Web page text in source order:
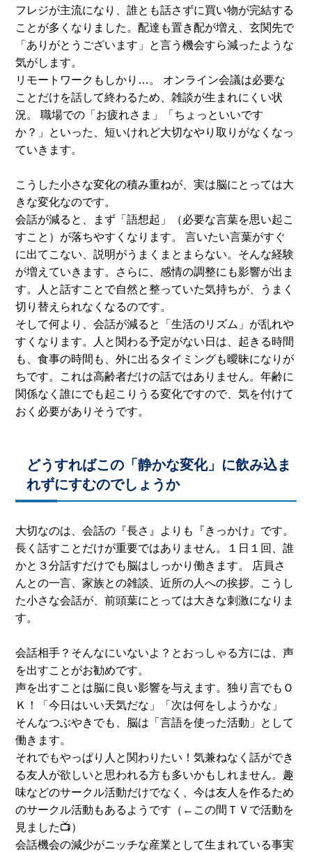
フレジが主流になり、誰とも話さずに買い物が完結する
ことが多くなりました。配達も置き配が増え、玄関先で
「ありがとうございます」と言う機会すら減ったような
気がします。
リモートワークもしかり…。 オンライン会議は必要な
ことだけを話して終わるため、雑談が生まれにくい状
況。 職場での「お疲れさま」「ちょっといいです
か？」といった、短いけれど大切なやり取りがなくなっ
ていきます。
こうした小さな変化の積み重ねが、実は脳にとっては大
きな変化なのです。
会話が減ると、まず「語想起」（必要な言葉を思い起こ
すこと）が落ちやすくなります。 言いたい言葉がすぐ
に出てこない、説明がうまくまとまらない。そんな経験
が増えていきます。さらに、感情の調整にも影響が出ま
す。人と話すことで自然と整っていた気持ちが、うまく
切り替えられなくなるのです。
そして何より、会話が減ると「生活のリズム」が乱れや
すくなります。人と関わる予定がない日は、起きる時間
も、食事の時間も、外に出るタイミングも曖昧になりが
ちです。これは高齢者だけの話ではありません。年齢に
関係なく誰にでも起こりうる変化ですので、気を付けて
おく必要がありそうです。
どうすればこの「静かな変化」に飲み込ま
れずにすむのでしょうか
大切なのは、会話の『長さ』よりも『きっかけ』です。
長く話すことだけが重要ではありません。１日１回、誰
かと３分話すだけでも脳はしっかり働きます。 店員さ
んとの一言、家族との雑談、近所の人への挨拶。こうし
た小さな会話が、前頭葉にとっては大きな刺激になりま
す。
会話相手？そんなにいないよ？とおっしゃる方には、声
を出すことがお勧めです。
声を出すことは脳に良い影響を与えます。独り言でもＯ
Ｋ！「今日はいい天気だな」「次は何をしようかな」
そんなつぶやきでも、脳は「言語を使った活動」として
働きます。
それでもやっぱり人と関わりたい！気兼ねなく話ができ
る友人が欲しいと思われる方も多いかもしれません。趣
味などのサークル活動だけでなく、今は友人を作るため
のサークル活動もあるようです（←この間ＴＶで活動を
見ました📺）
会話機会の減少がニッチな産業として生まれている事実